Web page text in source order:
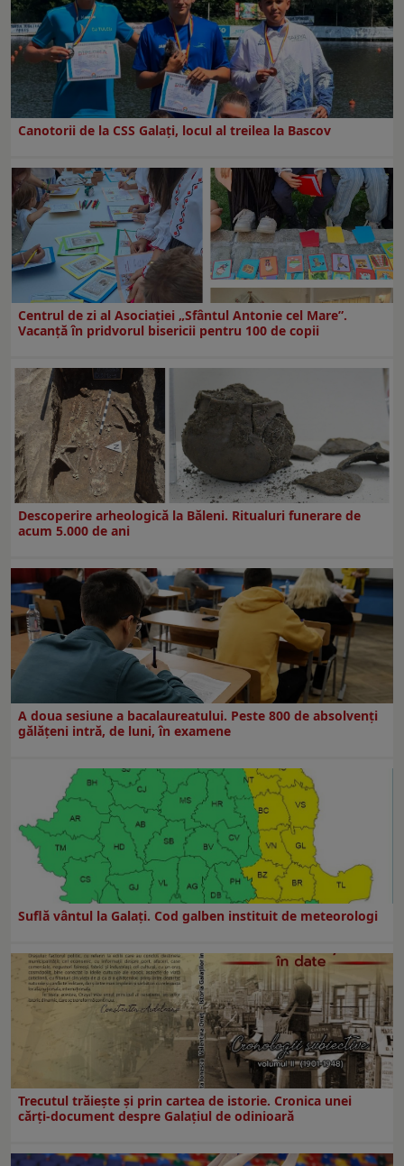
Canotorii de la CSS Galați, locul al treilea la Bascov
Centrul de zi al Asociației „Sfântul Antonie cel Mare”.
Vacanță în pridvorul bisericii pentru 100 de copii
Descoperire arheologică la Băleni. Ritualuri funerare de
acum 5.000 de ani
A doua sesiune a bacalaureatului. Peste 800 de absolvenţi
gălăţeni intră, de luni, în examene
Suflă vântul la Galaţi. Cod galben instituit de meteorologi
Trecutul trăiește și prin cartea de istorie. Cronica unei
cărți-document despre Galațiul de odinioară